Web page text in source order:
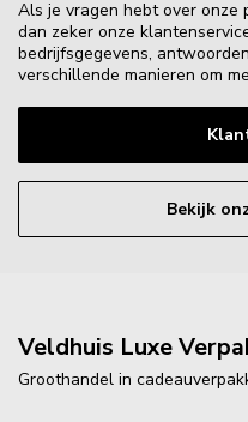
Als je vragen hebt over onze
dan zeker onze
bedrijfsgegevens,
verschillende manieren om
Bekijk
Veldhuis Luxe
Groothandel in